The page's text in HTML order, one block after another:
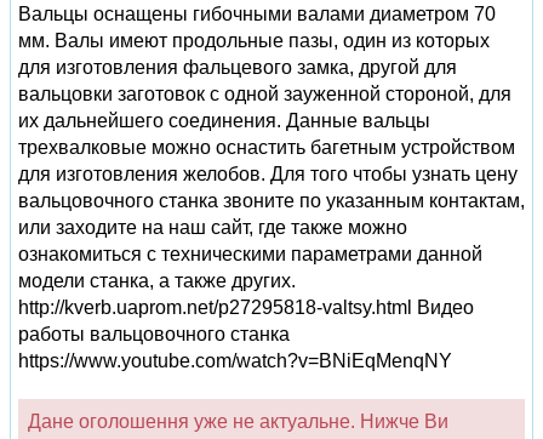
Вальцы оснащены гибочными валами диаметром 70
мм. Валы имеют продольные пазы, один из которых
для изготовления фальцевого замка, другой для
вальцовки заготовок с одной зауженной стороной, для
их дальнейшего соединения. Данные вальцы
трехвалковые можно оснастить багетным устройством
для изготовления желобов. Для того чтобы узнать цену
вальцовочного станка звоните по указанным контактам,
или заходите на наш сайт, где также можно
ознакомиться с техническими параметрами данной
модели станка, а также других.
http://kverb.uaprom.net/p27295818-valtsy.html Видео
работы вальцовочного станка
https://www.youtube.com/watch?v=BNiEqMenqNY
Дане оголошення уже не актуальне. Нижче Ви